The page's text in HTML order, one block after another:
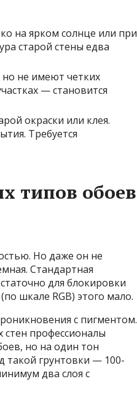
на ярком солнце или при
старой стены едва
не имеют четких
— становится
окраски или клея.
Требуется
типов обоев
Но даже он не
Стандартная
для блокировки
шкале RGB) этого мало.
с пигментом.
профессионалы
но на один тон
такой грунтовки — 100-
два слоя с